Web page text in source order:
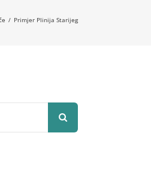
/ Primjer Plinija Starijeg